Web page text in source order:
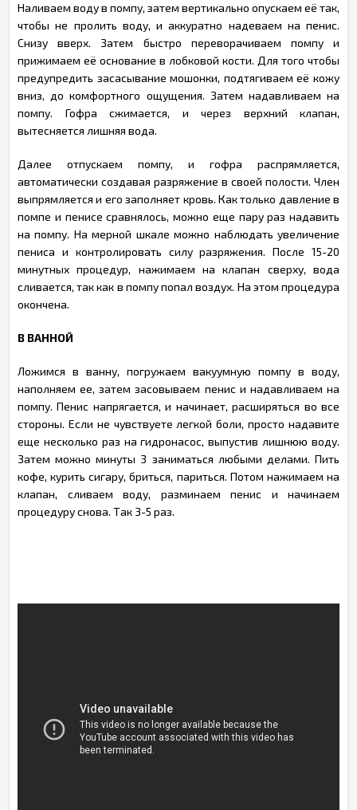
Наливаем воду в помпу, затем вертикально опускаем её так,
чтобы не пролить воду, и аккуратно надеваем на пенис.
Снизу вверх. Затем быстро переворачиваем помпу и
прижимаем её основание в лобковой кости. Для того чтобы
предупредить засасывание мошонки, подтягиваем её кожу
вниз, до комфортного ощущения. Затем надавливаем на
помпу. Гофра сжимается, и через верхний клапан,
вытесняется лишняя вода.
Далее отпускаем помпу, и гофра распрямляется,
автоматически создавая разряжение в своей полости. Член
выпрямляется и его заполняет кровь. Как только давление в
помпе и пенисе сравнялось, можно еще пару раз надавить
на помпу. На мерной шкале можно наблюдать увеличение
пениса и контролировать силу разряжения. После 15-20
минутных процедур, нажимаем на клапан сверху, вода
сливается, так как в помпу попал воздух. На этом процедура
окончена.
В ВАННОЙ
Ложимся в ванну, погружаем вакуумную помпу в воду,
наполняем ее, затем засовываем пенис и надавливаем на
помпу. Пенис напрягается, и начинает, расширяться во все
стороны. Если не чувствуете легкой боли, просто надавите
еще несколько раз на гидронасос, выпустив лишнюю воду.
Затем можно минуты 3 заниматься любыми делами. Пить
кофе, курить сигару, бриться, париться. Потом нажимаем на
клапан, сливаем воду, разминаем пенис и начинаем
процедуру снова. Так 3-5 раз.